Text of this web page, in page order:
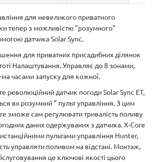
для невеликого приватного
тепер з можливістю "розумного"
датчика Solar Sync.
для приватних присадибних ділянок
Налаштування. Управляє до 8 зонами,
часами запуску для кожної.
революційний датчик погоди Solar Sync ET,
в» розумний " пульт управління. З цим
зможе сам регулювати тривалість поливу
даних одержуваних з датчика. X-Core
пультами управління Hunter,
управляти поливом на відстані. Монтаж,
це ключові якості цього